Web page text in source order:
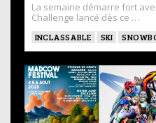
La semaine démarre fort
Challenge lancé dès ce …
INCLASSABLE SKI